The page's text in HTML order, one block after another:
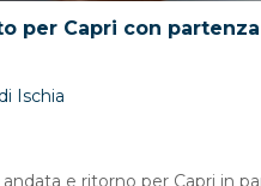
per Capri con
Ischia
e ritorno per Capri in